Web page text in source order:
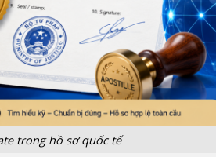
trong hồ sơ quốc tế